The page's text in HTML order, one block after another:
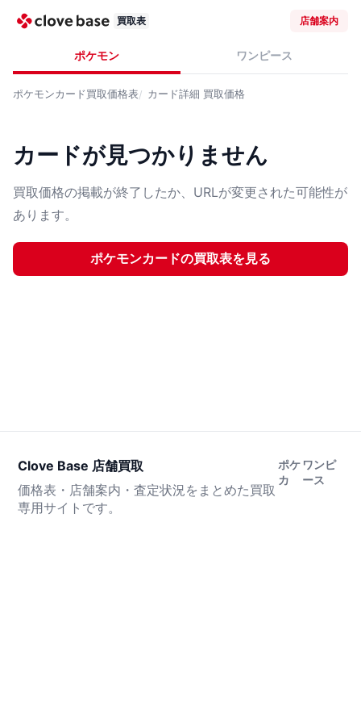
買取表 店舗案内
ポケモン ワンピース
ポケモンカード買取価格表 カード詳細 買取価格
カードが見つかりません
買取価格の掲載が終了したか、URLが変更された可能性が
あります。
ポケモンカードの買取表を見る
Clove Base 店舗買取
価格表・店舗案内・査定状況をまとめた買取
専用サイトです。
ポケ
カ
ワンピ
ース